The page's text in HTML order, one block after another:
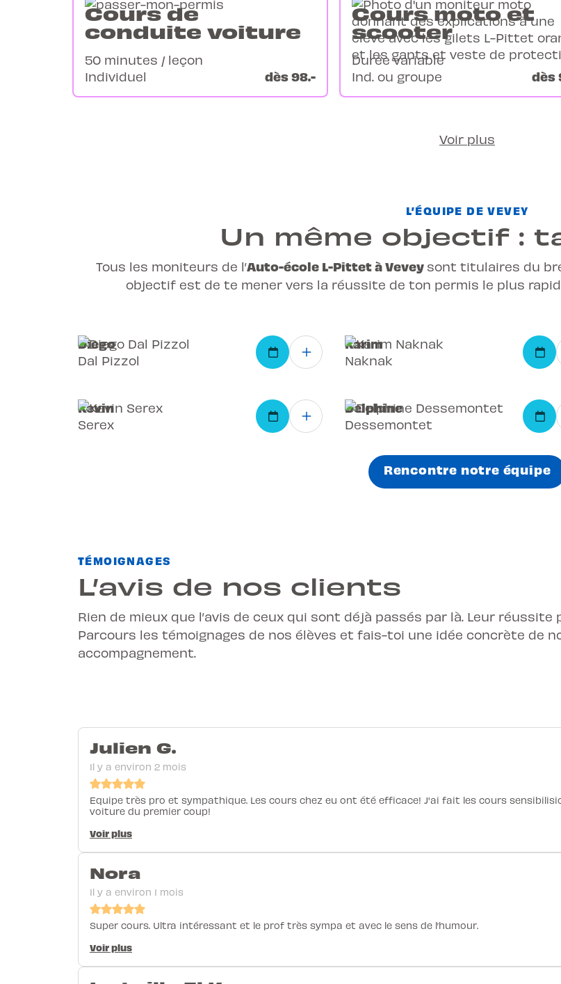
Cours de
conduite voiture
50 minutes / leçon
Individuel
dès 98.-
Cours moto et
scooter
Durée variable
Ind. ou groupe
dès
Voir plus
L’ÉQUIPE DE VEVEY
Un même objectif :
Tous les moniteurs de l’Auto-école L-Pittet à Vevey sont titulaires du
objectif est de te mener vers la réussite de ton permis le plus
Diego
Dal Pizzol
Karim
Naknak
Kevin
Serex
Delphine
Dessemontet
Rencontre notre équipe
TÉMOIGNAGES
L’avis de nos clients
Rien de mieux que l’avis de ceux qui sont déjà passés par là. Leur réussite
Parcours les témoignages de nos élèves et fais-toi une idée concrète de
accompagnement.
Julien G.
Il y a environ 2 mois
Equipe très pro et sympathique. Les cours chez eu ont été efficace! J'ai fait les cours
voiture du premier coup!
Voir plus
Nora
Il y a environ 1 mois
Super cours. Ultra intéressant et le prof très sympa et avec le sens de l’humour.
Voir plus